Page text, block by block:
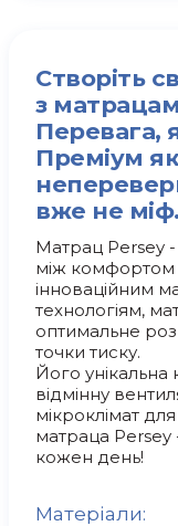
Створіть
з
Перевага,
Преміум
вже не міф.
Матрац Persey -
між комфортом
інноваційним
технологіям,
оптимальне
точки тиску.
Його унікальна
відмінну
мікроклімат
матраца Persey
кожен день!
Матеріали: